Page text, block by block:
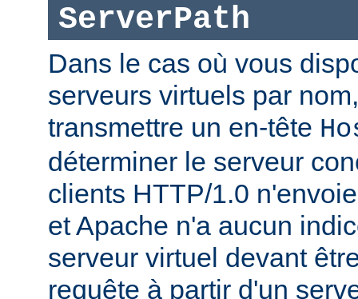
ServerPath
Dans le cas où vous
serveurs virtuels par
transmettre un en-tête
déterminer le serveur
clients HTTP/1.0
et Apache n'a aucun
serveur virtuel devant
requête à partir d'un